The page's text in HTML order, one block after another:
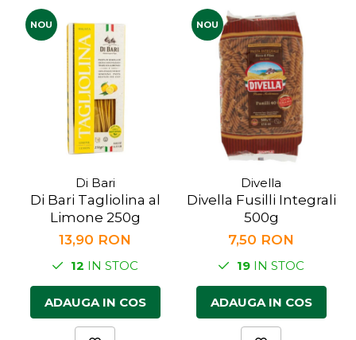
NOU
Di Bari
Di Bari Tagliolina al
Limone 250g
13,90 RON
12 IN STOC
ADAUGA IN COS
NOU
Divella
Divella Fusilli Integrali
500g
7,50 RON
19 IN STOC
ADAUGA IN COS